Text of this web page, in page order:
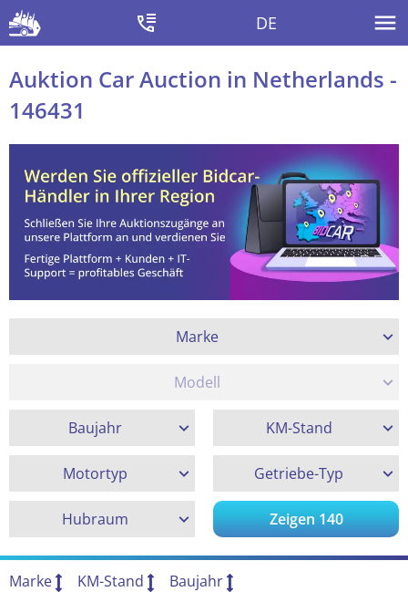
DE
Auktion Car Auction in Netherlands -
146431
Marke
Modell
Baujahr KM-Stand
Motortyp Getriebe-Typ
Hubraum Zeigen140
Marke KM-Stand Baujahr